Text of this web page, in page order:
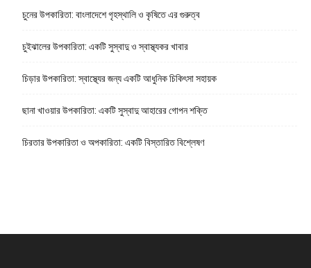
চুনের উপকারিতা: বাংলাদেশে গৃহস্থালি ও কৃষিতে এর গুরুত্ব
চুইঝালের উপকারিতা: একটি সুস্বাদু ও স্বাস্থ্যকর খাবার
চিড়ার উপকারিতা: স্বাস্থ্যের জন্য একটি আধুনিক চিকিৎসা সহায়ক
ছানা খাওয়ার উপকারিতা: একটি সুস্বাদু আহারের গোপন শক্তি
চিরতার উপকারিতা ও অপকারিতা: একটি বিস্তারিত বিশ্লেষণ